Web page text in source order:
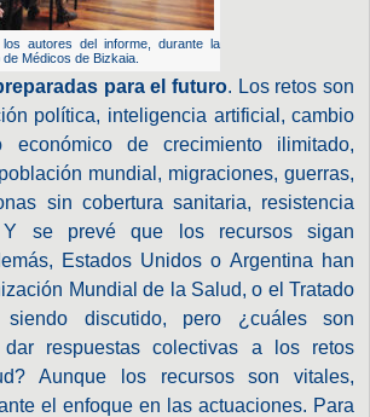
autores del informe, durante la
Médicos de Bizkaia.
para el futuro. Los retos son
política, inteligencia artificial, cambio
económico de crecimiento ilimitado,
mundial, migraciones, guerras,
sin cobertura sanitaria, resistencia
Y se prevé que los recursos sigan
Estados Unidos o Argentina han
Mundial de la Salud, o el Tratado
siendo discutido, pero ¿cuáles son
dar respuestas colectivas a los retos
Aunque los recursos son vitales,
el enfoque en las actuaciones. Para